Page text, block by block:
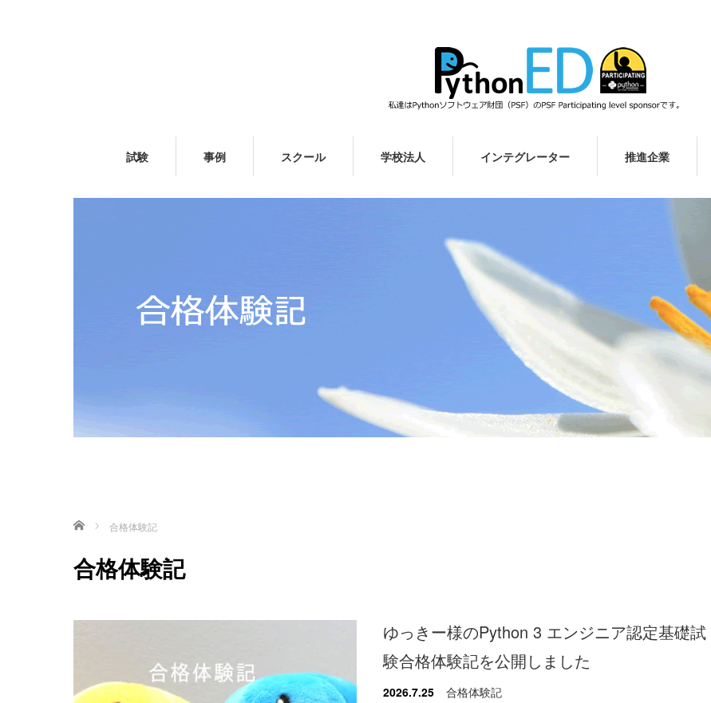
試験 事例 スクール 学校法人 インテグレーター 推進企業
ホーム 合格体験記
合格体験記
ゆっきー様のPython 3 エンジニア認定基礎試
験合格体験記を公開しました
2026.7.25 合格体験記